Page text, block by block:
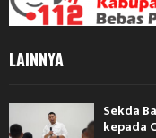
LAINNYA
Sekda
kepada